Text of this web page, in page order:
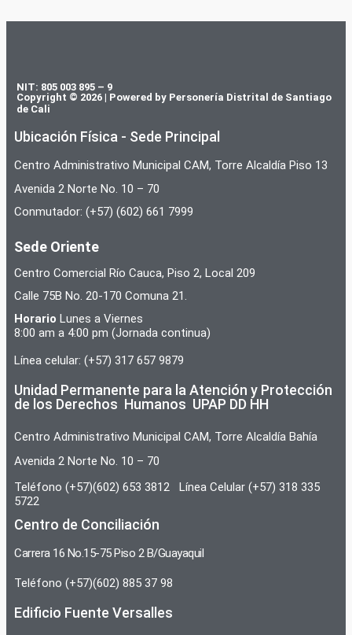
NIT: 805 003 895 – 9
Copyright © 2026 | Powered by Personería Distrital de Santiago
de Cali
Ubicación Física - Sede Principal
Centro Administrativo Municipal CAM, Torre Alcaldía Piso 13
Avenida 2 Norte No. 10 – 70
Conmutador: (+57) (602) 661 7999
Sede Oriente
Centro Comercial Río Cauca, Piso 2, Local 209
Calle 75B No. 20-170 Comuna 21.
Horario Lunes a Viernes
8:00 am a 4:00 pm (Jornada continua)
Línea celular: (+57) 317 657 9879
Unidad Permanente para la Atención y Protección
de los Derechos Humanos UPAP DD HH
Centro Administrativo Municipal CAM, Torre Alcaldía Bahía
Avenida 2 Norte No. 10 – 70
Teléfono (+57)(602) 653 3812 Línea Celular (+57) 318 335
5722
Centro de Conciliación
Carrera 16 No.15-75 Piso 2 B/Guayaquil
Teléfono (+57)(602) 885 37 98
Edificio Fuente Versalles